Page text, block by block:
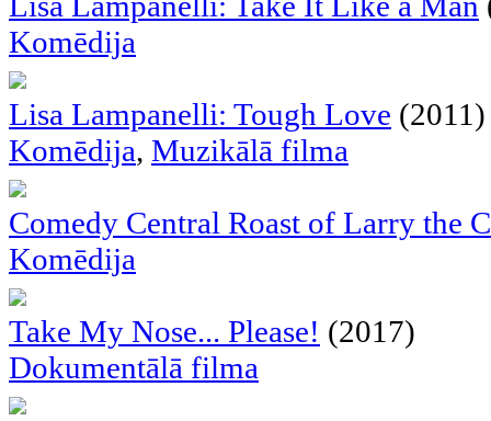
Komēdija
Lisa Lampanelli: Tough Love (2011)
Komēdija, Muzikālā filma
Comedy Central Roast of Larry the
Komēdija
Take My Nose... Please! (2017)
Dokumentālā filma